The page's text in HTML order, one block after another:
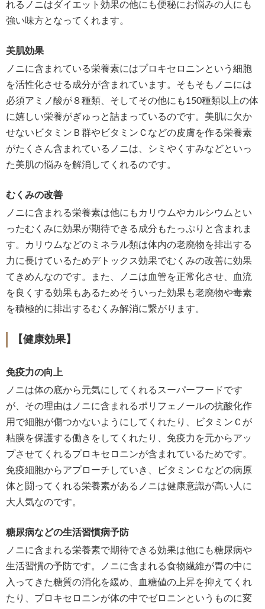
れるノニはダイエット効果の他にも便秘にお悩みの人にも
強い味方となってくれます。
美肌効果
ノニに含まれている栄養素にはプロキセロニンという細胞
を活性化させる成分が含まれています。そもそもノニには
必須アミノ酸が８種類、そしてその他にも150種類以上の体
に嬉しい栄養がぎゅっと詰まっているのです。美肌に欠か
せないビタミンＢ群やビタミンＣなどの皮膚を作る栄養素
がたくさん含まれているノニは、シミやくすみなどといっ
た美肌の悩みを解消してくれるのです。
むくみの改善
ノニに含まれる栄養素は他にもカリウムやカルシウムとい
ったむくみに効果が期待できる成分もたっぷりと含まれま
す。カリウムなどのミネラル類は体内の老廃物を排出する
力に長けているためデトックス効果でむくみの改善に効果
てきめんなのです。また、ノニは血管を正常化させ、血流
を良くする効果もあるためそういった効果も老廃物や毒素
を積極的に排出するむくみ解消に繋がります。
【健康効果】
免疫力の向上
ノニは体の底から元気にしてくれるスーパーフードです
が、その理由はノニに含まれるポリフェノールの抗酸化作
用で細胞が傷つかないようにしてくれたり、ビタミンＣが
粘膜を保護する働きをしてくれたり、免疫力を元からアッ
プさせてくれるプロキセロニンが含まれているためです。
免疫細胞からアプローチしていき、ビタミンＣなどの病原
体と闘ってくれる栄養素があるノニは健康意識が高い人に
大人気なのです。
糖尿病などの生活習慣病予防
ノニに含まれる栄養素で期待できる効果は他にも糖尿病や
生活習慣の予防です。ノニに含まれる食物繊維が胃の中に
入ってきた糖質の消化を緩め、血糖値の上昇を抑えてくれ
たり、プロキセロニンが体の中でゼロニンというものに変